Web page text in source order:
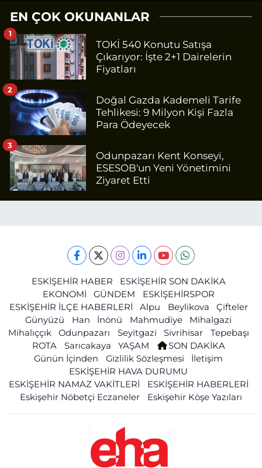
EN ÇOK OKUNANLAR
TOKİ 540 Konutu Satışa
Çıkarıyor: İşte 2+1 Dairelerin
Fiyatları
1
Doğal Gazda Kademeli Tarife
Tehlikesi: 9 Milyon Kişi Fazla
Para Ödeyecek
2
Odunpazarı Kent Konseyi,
ESESOB'un Yeni Yönetimini
Ziyaret Etti
3
ESKİŞEHİR HABER
ESKİŞEHİR SON DAKİKA
EKONOMİ
GÜNDEM
ESKİŞEHİRSPOR
ESKİŞEHİR İLÇE HABERLERİ
Alpu Beylikova
Çifteler
Günyüzü
Han İnönü Mahmudiye
Mihalgazi
Mihalıççık
Odunpazarı Seyitgazi Sivrihisar
Tepebaşı
ROTA
Sarıcakaya YAŞAM
SON DAKİKA
Günün İçinden
Gizlilik Sözleşmesi
İletişim
ESKİŞEHİR HAVA DURUMU
ESKİŞEHİR NAMAZ VAKİTLERİ
ESKİŞEHİR HABERLERİ
Eskişehir Nöbetçi Eczaneler
Eskişehir Köşe Yazıları